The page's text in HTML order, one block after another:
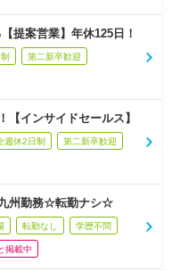
提案営業】年休125日！
第二新卒歓迎
インサイドセールス】
週休2日制 第二新卒歓迎
州勤務☆転勤ナシ☆
転勤なし 学歴不問
掲載中